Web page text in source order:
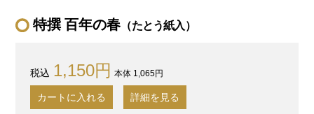
特撰 百年の春 （たとう紙入）
1,150円 本体 1,065円
カートに入れる 詳細を見る